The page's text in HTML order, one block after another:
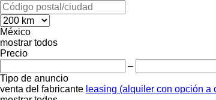
México
mostrar todos
Precio
–
Tipo de anuncio
venta del fabricante leasing (alquiler con opción a